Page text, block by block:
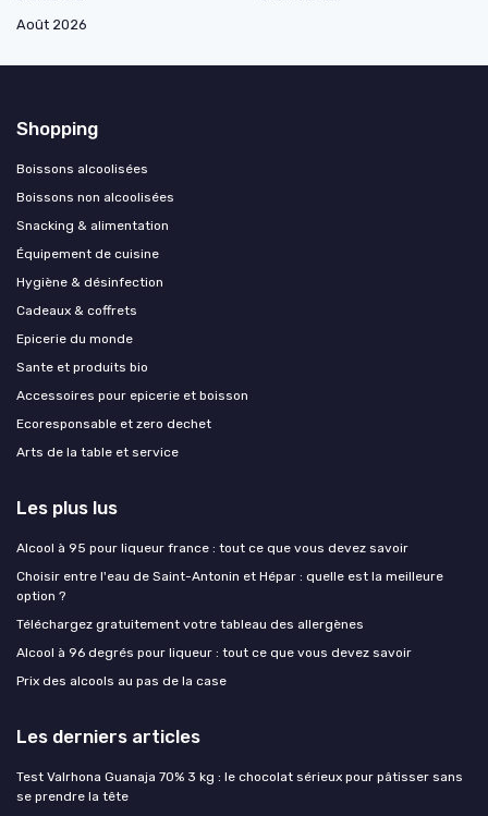
Août 2026
Shopping
Boissons alcoolisées
Boissons non alcoolisées
Snacking & alimentation
Équipement de cuisine
Hygiène & désinfection
Cadeaux & coffrets
Epicerie du monde
Sante et produits bio
Accessoires pour epicerie et boisson
Ecoresponsable et zero dechet
Arts de la table et service
Les plus lus
Alcool à 95 pour liqueur france : tout ce que vous devez savoir
Choisir entre l'eau de Saint-Antonin et Hépar : quelle est la meilleure
option ?
Téléchargez gratuitement votre tableau des allergènes
Alcool à 96 degrés pour liqueur : tout ce que vous devez savoir
Prix des alcools au pas de la case
Les derniers articles
Test Valrhona Guanaja 70% 3 kg : le chocolat sérieux pour pâtisser sans
se prendre la tête